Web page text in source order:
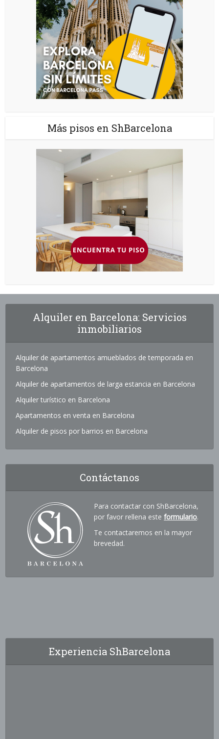
Más pisos en ShBarcelona
Alquiler en Barcelona: Servicios
inmobiliarios
Alquiler de apartamentos amueblados de temporada en
Barcelona
Alquiler de apartamentos de larga estancia en Barcelona
Alquiler turístico en Barcelona
Apartamentos en venta en Barcelona
Alquiler de pisos por barrios en Barcelona
Contáctanos
Para contactar con ShBarcelona,
por favor rellena esteformulario.
Te contactaremos en la mayor
brevedad.
Experiencia ShBarcelona